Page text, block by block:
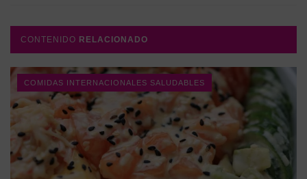
CONTENIDO RELACIONADO
COMIDAS INTERNACIONALES SALUDABLES